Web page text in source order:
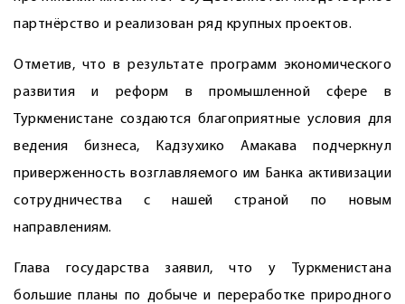
партнёрство и реализован ряд крупных проектов.
Отметив, что в результате программ экономического
развития и реформ в промышленной сфере в
Туркменистане создаются благоприятные условия для
ведения бизнеса, Кадзухико Амакава подчеркнул
приверженность возглавляемого им Банка активизации
сотрудничества с нашей страной по новым
направлениям.
Глава государства заявил, что у Туркменистана
большие планы по добыче и переработке природного